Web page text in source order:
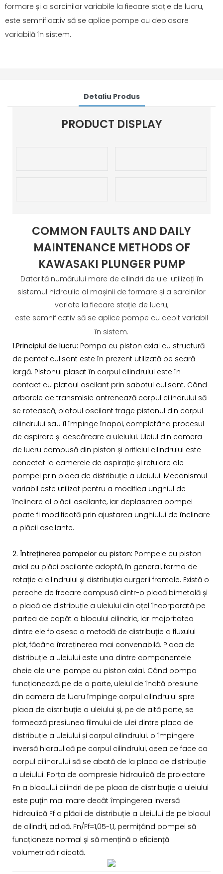
formare și a sarcinilor variabile la fiecare stație de lucru,
este semnificativ să se aplice pompe cu deplasare
variabilă în sistem.
Detaliu Produs
PRODUCT DISPLAY
COMMON FAULTS AND DAILY
MAINTENANCE METHODS OF
KAWASAKI PLUNGER PUMP
Datorită numărului mare de cilindri de ulei utilizați în
sistemul hidraulic al mașinii de formare și a sarcinilor
variate la fiecare stație de lucru,
este semnificativ să se aplice pompe cu debit variabil
în sistem.
1.Principiul de lucru: Pompa cu piston axial cu structură
de pantof culisant este în prezent utilizată pe scară
largă. Pistonul plasat în corpul cilindrului este în
contact cu platoul oscilant prin sabotul culisant. Când
arborele de transmisie antrenează corpul cilindrului să
se rotească, platoul oscilant trage pistonul din corpul
cilindrului sau îl împinge înapoi, completând procesul
de aspirare și descărcare a uleiului. Uleiul din camera
de lucru compusă din piston și orificiul cilindrului este
conectat la camerele de aspirație și refulare ale
pompei prin placa de distribuție a uleiului. Mecanismul
variabil este utilizat pentru a modifica unghiul de
înclinare al plăcii oscilante, iar deplasarea pompei
poate fi modificată prin ajustarea unghiului de înclinare
a plăcii oscilante.
2. Întreținerea pompelor cu piston: Pompele cu piston
axial cu plăci oscilante adoptă, în general, forma de
rotație a cilindrului și distribuția curgerii frontale. Există o
pereche de frecare compusă dintr-o placă bimetală și
o placă de distribuție a uleiului din oțel încorporată pe
partea de capăt a blocului cilindric, iar majoritatea
dintre ele folosesc o metodă de distribuție a fluxului
plat, făcând întreținerea mai convenabilă. Placa de
distribuție a uleiului este una dintre componentele
cheie ale unei pompe cu piston axial. Când pompa
funcționează, pe de o parte, uleiul de înaltă presiune
din camera de lucru împinge corpul cilindrului spre
placa de distribuție a uleiului și, pe de altă parte, se
formează presiunea filmului de ulei dintre placa de
distribuție a uleiului și corpul cilindrului. o împingere
inversă hidraulică pe corpul cilindrului, ceea ce face ca
corpul cilindrului să se abată de la placa de distribuție
a uleiului. Forța de compresie hidraulică de proiectare
Fn a blocului cilindri de pe placa de distribuție a uleiului
este puțin mai mare decât împingerea inversă
hidraulică Ff a plăcii de distribuție a uleiului de pe blocul
de cilindri, adică. Fn/Ff=1,05-1,1, permițând pompei să
funcționeze normal și să mențină o eficiență
volumetrică ridicată.